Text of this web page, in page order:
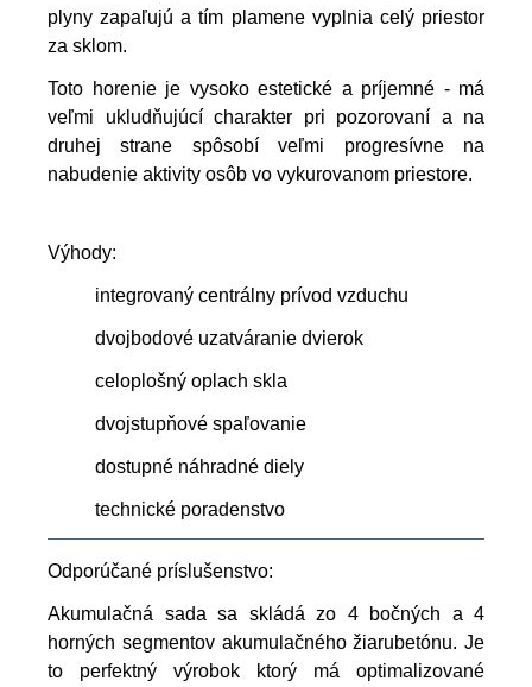
plyny zapaľujú a tím plamene vyplnia celý priestor
za sklom.
Toto horenie je vysoko estetické a príjemné - má
veľmi ukludňujúcí charakter pri pozorovaní a na
druhej strane spôsobí veľmi progresívne na
nabudenie aktivity osôb vo vykurovanom priestore.
Výhody:
integrovaný centrálny prívod vzduchu
dvojbodové uzatváranie dvierok
celoplošný oplach skla
dvojstupňové spaľovanie
dostupné náhradné diely
technické poradenstvo
Odporúčané príslušenstvo:
Akumulačná sada sa skládá zo 4 bočných a 4
horných segmentov akumulačného žiarubetónu. Je
to perfektný výrobok ktorý má optimalizované